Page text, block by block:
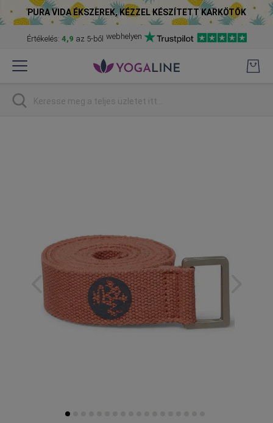
PURA VIDA ÉKSZEREK, KÉZZEL KÉSZÍTETT KARKÖTŐK
Értékelés: 4,9 az 5-ből webhelyen
to
Keresés